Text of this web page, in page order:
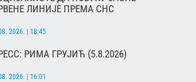
ЛИНИЈЕ ПРЕМА СНС
2026. | 18:45
РИМА ГРУЈИЋ (5.8.2026)
2026. | 16:01